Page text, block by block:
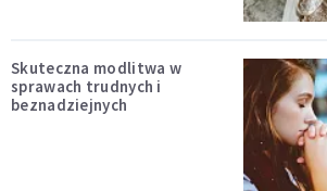
Skuteczna modlitwa w
sprawach trudnych i
beznadziejnych